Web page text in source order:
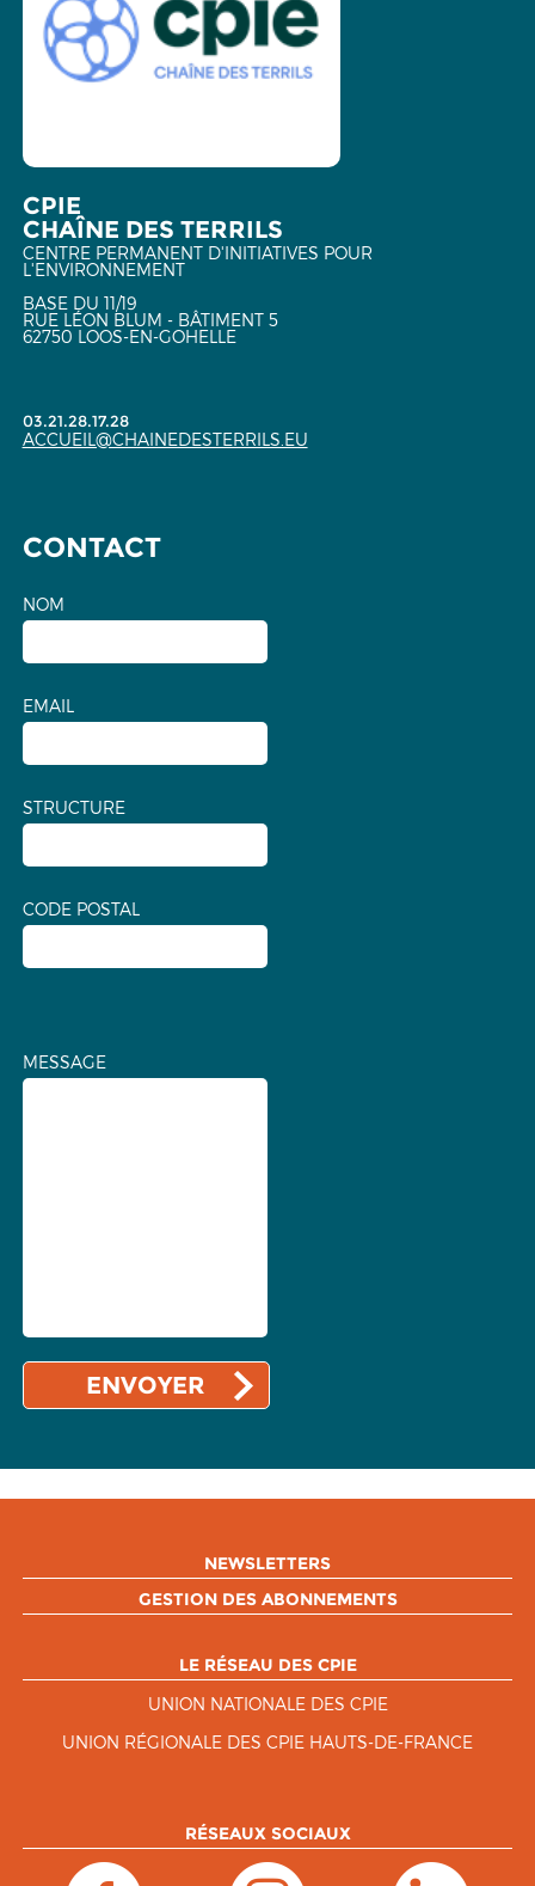
CPIE
CHAÎNE DES TERRILS
CENTRE PERMANENT D'INITIATIVES POUR
L'ENVIRONNEMENT
BASE DU 11/19
RUE LÉON BLUM - BÂTIMENT 5
62750 LOOS-EN-GOHELLE
03.21.28.17.28
ACCUEIL@CHAINEDESTERRILS.EU
CONTACT
NOM
EMAIL
STRUCTURE
CODE POSTAL
MESSAGE
NEWSLETTERS
GESTION DES ABONNEMENTS
LE RÉSEAU DES CPIE
UNION NATIONALE DES CPIE
UNION RÉGIONALE DES CPIE HAUTS-DE-FRANCE
RÉSEAUX SOCIAUX